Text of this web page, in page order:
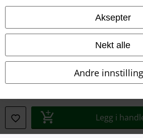
Aksepter
Nekt alle
Andre
Legg i
Alle priser inkluderer moms og skatt.Frakt
© 1986-2026 E.M.P. Merchandising HGmbH
EMP Online Shops
EMP International